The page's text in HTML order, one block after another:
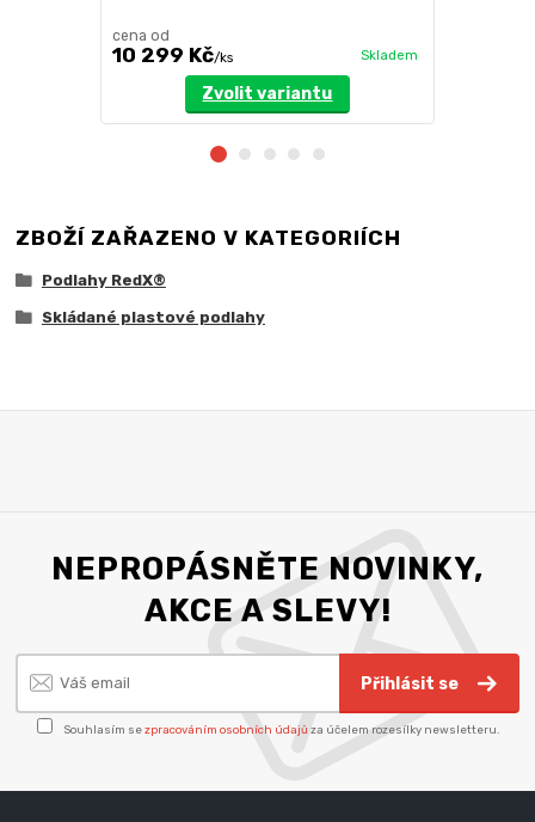
cena od
10 299 Kč/ks Skladem
Zvolit variantu
ZBOŽÍ ZAŘAZENO V KATEGORIÍCH
Podlahy RedX®
Skládané plastové podlahy
NEPROPÁSNĚTE NOVINKY,
AKCE A SLEVY!
Přihlásit se
Souhlasím sezpracováním osobních údajů za účelem rozesílky newsletteru.